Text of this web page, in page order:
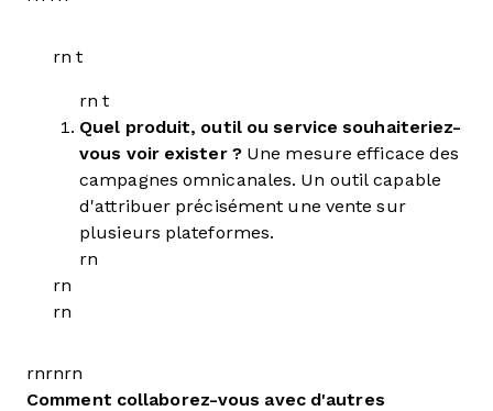
rn t
rn t
Quel produit, outil ou service souhaiteriez-
vous voir exister ?Une mesure efficace des
campagnes omnicanales. Un outil capable
d'attribuer précisément une vente sur
plusieurs plateformes.
rn
rn
rn
rnrnrn
Comment collaborez-vous avec d'autres